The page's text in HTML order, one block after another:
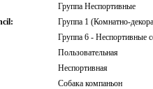
Группа Неспортивные
Группа 1 (Комнатно-
Группа 6 - Неспортивные
Пользовательная
Неспортивная
Собака компаньон